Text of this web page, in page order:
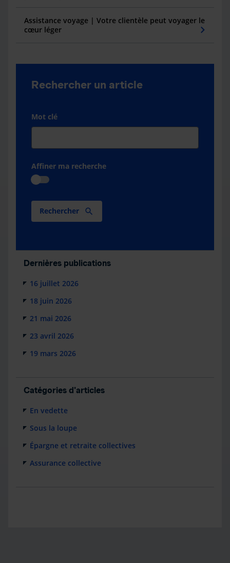
Assistance voyage | Votre clientèle peut voyager le
cœur léger
Rechercher un article
Mot clé
Affiner ma recherche
Rechercher
Dernières publications
16 juillet 2026
18 juin 2026
21 mai 2026
23 avril 2026
19 mars 2026
Catégories d'articles
En vedette
Sous la loupe
Épargne et retraite collectives
Assurance collective